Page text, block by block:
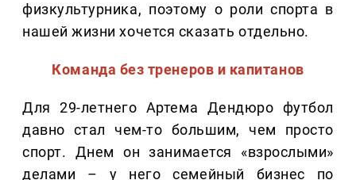
физкультурника, поэтому о роли спорта в
нашей жизни хочется сказать отдельно.
Команда без тренеров и капитанов
Для 29-летнего Артема Дендюро футбол
давно стал чем-то большим, чем просто
спорт. Днем он занимается «взрослыми»
делами – у него семейный бизнес по